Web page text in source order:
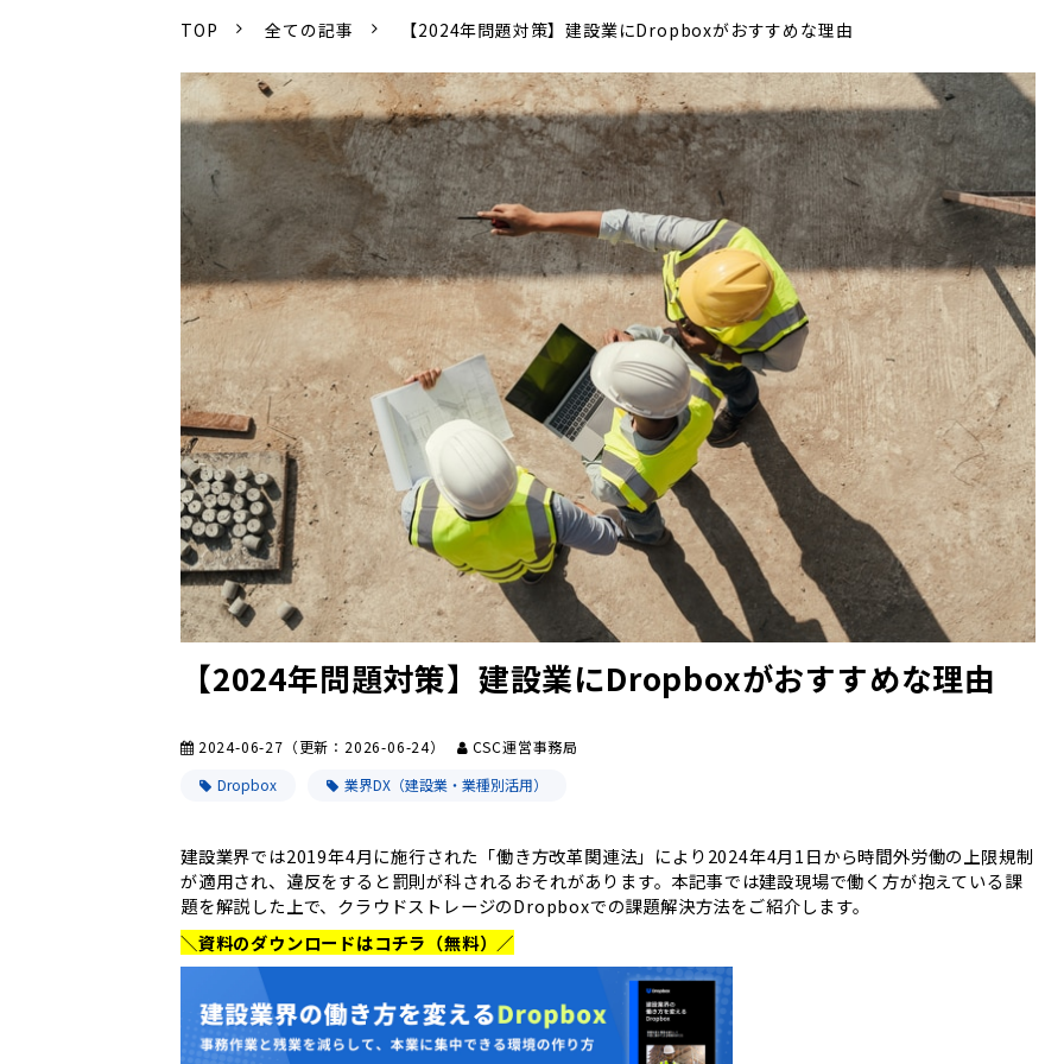
TOP 全ての記事 【2024年問題対策】建設業にDropboxがおすすめな理由
【2024年問題対策】建設業にDropboxがおすすめな理由
2024-06-27 （更新： 2026-06-24）
CSC運営事務局
Dropbox
業界DX（建設業・業種別活用）
建設業界では2019年4月に施行された「働き方改革関連法」により2024年4月1日から時間外労働の上限規制
が適用され、違反をすると罰則が科されるおそれがあります。本記事では建設現場で働く方が抱えている課
題を解説した上で、クラウドストレージのDropboxでの課題解決方法をご紹介します。
＼資料のダウンロードはコチラ（無料）／